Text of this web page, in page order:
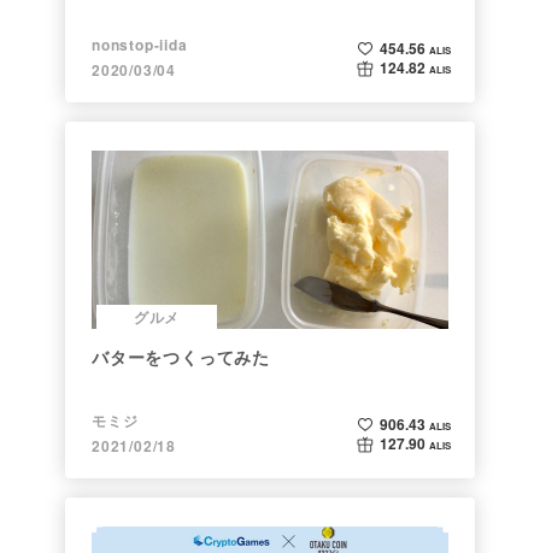
nonstop-iida
2020/03/04
454.56 ALIS
124.82 ALIS
グルメ
バターをつくってみた
モミジ
2021/02/18
906.43 ALIS
127.90 ALIS